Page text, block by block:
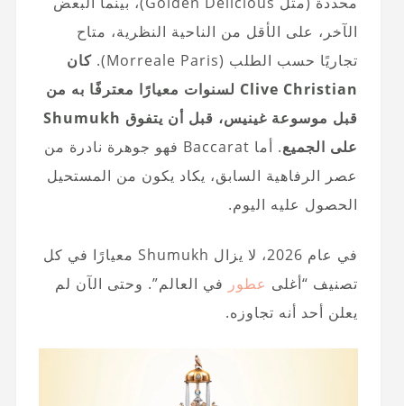
الآخر، على الأقل من الناحية النظرية، متاح
تجاريًا حسب الطلب (Morreale Paris).
كان
Clive Christian لسنوات معيارًا معترفًا به من
قبل موسوعة غينيس، قبل أن يتفوق Shumukh
على الجميع
. أما Baccarat فهو جوهرة نادرة من
عصر الرفاهية السابق، يكاد يكون من المستحيل
الحصول عليه اليوم.
في عام 2026، لا يزال Shumukh معيارًا في كل
تصنيف “أغلى عطور في العالم”. وحتى الآن لم
يعلن أحد أنه تجاوزه.